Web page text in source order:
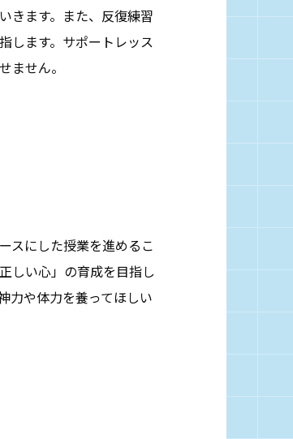
きます。また、反復練習
します。サポートレッス
ません。
スにした授業を進めるこ
しい心」の育成を目指し
力や体力を養ってほしい